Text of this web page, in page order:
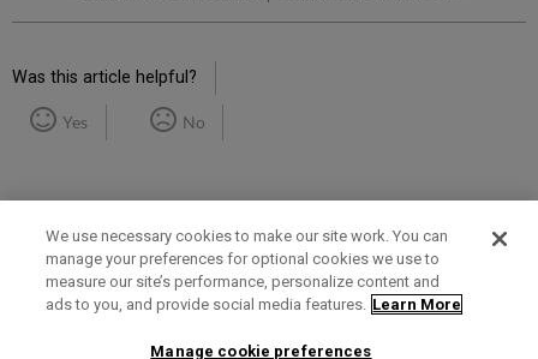
Was this article helpful?
Yes No
Term of Use Privacy Policy Contact Us
We use necessary cookies to make our site work. You can
manage your preferences for optional cookies we use to
measure our site’s performance, personalize content and
ads to you, and provide social media features. Learn More
Manage cookie preferences